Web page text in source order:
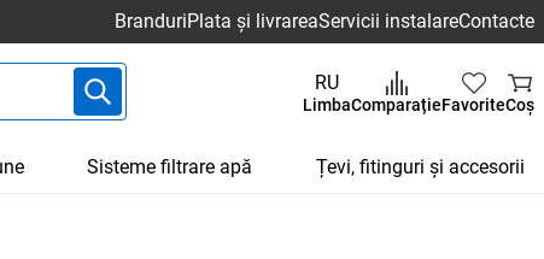
BranduriPlata și livrareaServicii instalareContacte
RU
LimbaComparațieFavoriteCoș
Sisteme filtrare apă Țevi, fitinguri și accesorii